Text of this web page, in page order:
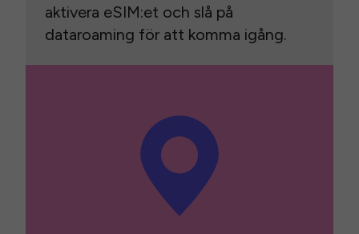
aktivera eSIM:et och slå på
dataroaming för att komma igång.